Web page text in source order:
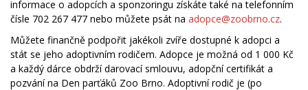
informace o adopcích a sponzoringu získáte také na telefonním
čísle 702 267 477 nebo můžete psát na adopce@zoobrno.cz.
Můžete finančně podpořit jakékoli zvíře dostupné k adopci a
stát se jeho adoptivním rodičem. Adopce je možná od 1 000 Kč
a každý dárce obdrží darovací smlouvu, adopční certifikát a
pozvání na Den parťáků Zoo Brno. Adoptivní rodič je (po